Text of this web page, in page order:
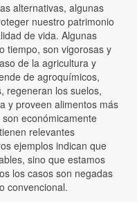
alternativas, algunas
nuestro patrimonio
de vida. Algunas
tiempo, son vigorosas y
de la agricultura y
de agroquímicos,
regeneran los suelos,
y proveen alimentos más
económicamente
relevantes
ejemplos indican que
sino que estamos
los casos son negadas
convencional.